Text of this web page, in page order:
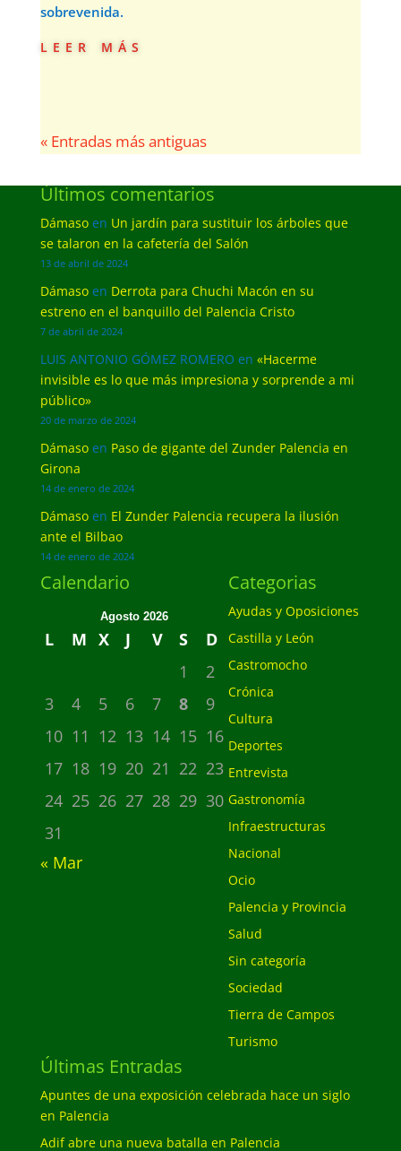
sobrevenida.
leer más
« Entradas más antiguas
Últimos comentarios
Dámasoen Un jardín para sustituir los árboles que
se talaron en la cafetería del Salón
13 de abril de 2024
Dámasoen Derrota para Chuchi Macón en su
estreno en el banquillo del Palencia Cristo
7 de abril de 2024
LUIS ANTONIO GÓMEZ ROMERO en «Hacerme
invisible es lo que más impresiona y sorprende a mi
público»
20 de marzo de 2024
Dámasoen Paso de gigante del Zunder Palencia en
Girona
14 de enero de 2024
Dámasoen El Zunder Palencia recupera la ilusión
ante el Bilbao
14 de enero de 2024
Calendario
Agosto 2026
L M X J V S
D
1
2
3
4 5 6 7 8
9
10 11 12 13 14 15 16
17 18 19 20 21 22 23
24 25 26 27 28 29 30
31
« Mar
Categorias
Ayudas y Oposiciones
Castilla y León
Castromocho
Crónica
Cultura
Deportes
Entrevista
Gastronomía
Infraestructuras
Nacional
Ocio
Palencia y Provincia
Salud
Sin categoría
Sociedad
Tierra de Campos
Turismo
Últimas Entradas
Apuntes de una exposición celebrada hace un siglo
en Palencia
Adif abre una nueva batalla en Palencia